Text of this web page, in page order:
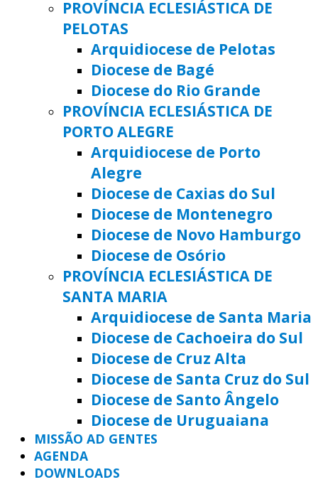
PROVÍNCIA ECLESIÁSTICA DE
PELOTAS
Arquidiocese de Pelotas
Diocese de Bagé
Diocese do Rio Grande
PROVÍNCIA ECLESIÁSTICA DE
PORTO ALEGRE
Arquidiocese de Porto
Alegre
Diocese de Caxias do Sul
Diocese de Montenegro
Diocese de Novo Hamburgo
Diocese de Osório
PROVÍNCIA ECLESIÁSTICA DE
SANTA MARIA
Arquidiocese de Santa Maria
Diocese de Cachoeira do Sul
Diocese de Cruz Alta
Diocese de Santa Cruz do Sul
Diocese de Santo Ângelo
Diocese de Uruguaiana
MISSÃO AD GENTES
AGENDA
DOWNLOADS